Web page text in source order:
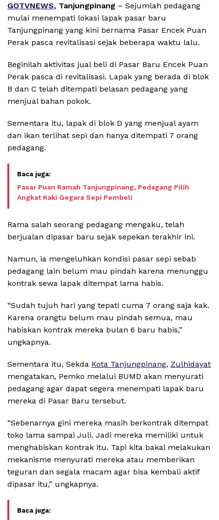
GOTVNEWS, Tanjungpinang – Sejumlah pedagang
mulai menempati lokasi lapak pasar baru
Tanjungpinang yang kini bernama Pasar Encek Puan
Perak pasca revitalisasi sejak beberapa waktu lalu.
Beginilah aktivitas jual beli di Pasar Baru Encek Puan
Perak pasca di revitalisasi. Lapak yang berada di blok
B dan C telah ditempati belasan pedagang yang
menjual bahan pokok.
Sementara itu, lapak di blok D yang menjual ayam
dan ikan terlihat sepi dan hanya ditempati 7 orang
pedagang.
Pasar Puan Ramah Tanjungpinang, Pedagang Pilih
Angkat Kaki Gegara Sepi Pembeli
Rama salah seorang pedagang mengaku, telah
berjualan dipasar baru sejak sepekan terakhir ini.
Namun, ia mengeluhkan kondisi pasar sepi sebab
pedagang lain belum mau pindah karena menunggu
kontrak sewa lapak ditempat lama habis.
“Sudah tujuh hari yang tepati cuma 7 orang saja kak.
Karena orangtu belum mau pindah semua, mau
habiskan kontrak mereka bulan 6 baru habis,”
ungkapnya.
Sementara itu, Sekda Kota Tanjungpinang, Zulhidayat
mengatakan, Pemko melalui BUMD akan menyurati
pedagang agar dapat segera menempati lapak baru
mereka di Pasar Baru tersebut.
“Sebenarnya gini mereka masih berkontrak ditempat
toko lama sampai Juli. Jadi mereka memiliki untuk
menghabiskan kontrak itu. Tapi kita bakal melakukan
mekanisme menyurati mereka atau memberikan
teguran dan segala macam agar bisa kembali aktif
dipasar itu,” ungkapnya.